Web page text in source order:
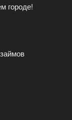
городе!